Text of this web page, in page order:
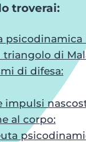
troverai:
psicodinamica
triangolo di
di difesa:
impulsi
al corpo: